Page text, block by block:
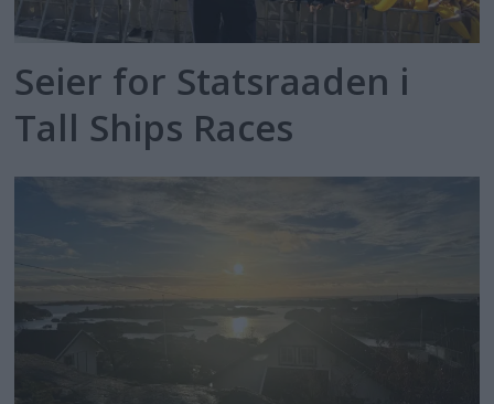
Seier for Statsraaden i
Tall Ships Races